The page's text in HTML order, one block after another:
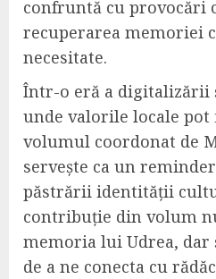
confruntă cu provocări
recuperarea memoriei
necesitate.
Într-o eră a digitalizării
unde valorile locale
volumul coordonat de
servește ca un
păstrării identității
contribuție din volum
memoria lui Udrea, dar
de a ne conecta cu